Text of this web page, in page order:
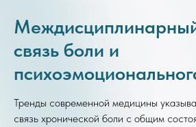
связь боли и
Тренды современной медицины
связь хронической боли с общим